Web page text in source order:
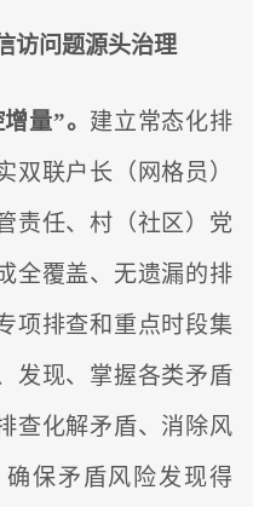
访问题源头治理
量”。 建立常态化排
双联户长（网格员）
责任、村（社区）党
全覆盖、无遗漏的排
项排查和重点时段集
发现、掌握各类矛盾
查化解矛盾、消除风
确保矛盾风险发现得